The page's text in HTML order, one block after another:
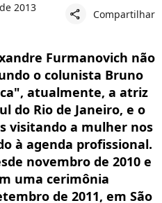
2013
share Compartilhar
Furmanovich não
o colunista Bruno
atualmente, a atriz
do Rio de Janeiro, e o
visitando a mulher nos
à agenda profissional.
novembro de 2010 e
uma cerimônia
de 2011, em São